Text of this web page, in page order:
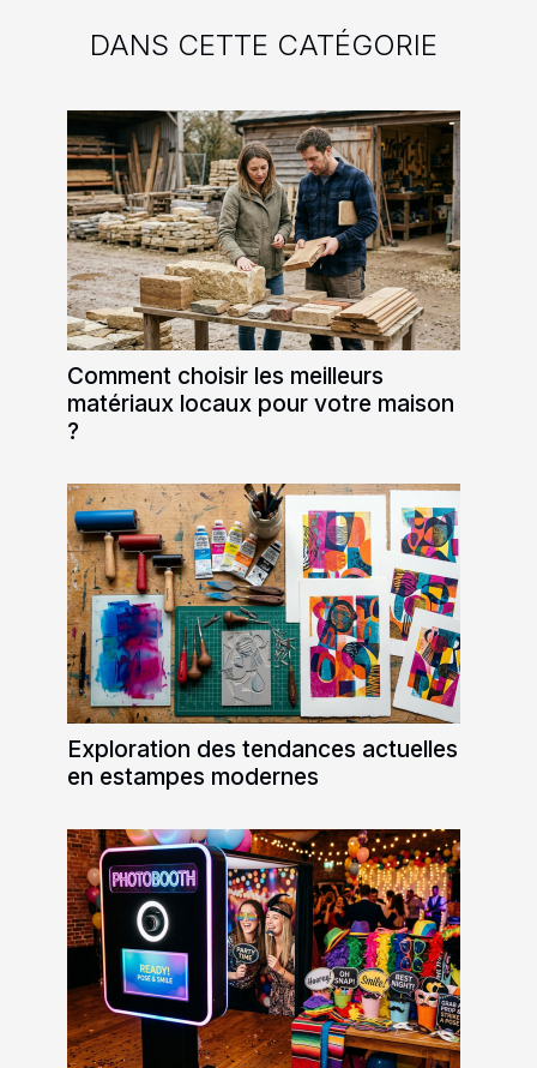
DANS CETTE CATÉGORIE
Comment choisir les meilleurs
matériaux locaux pour votre maison
?
Exploration des tendances actuelles
en estampes modernes